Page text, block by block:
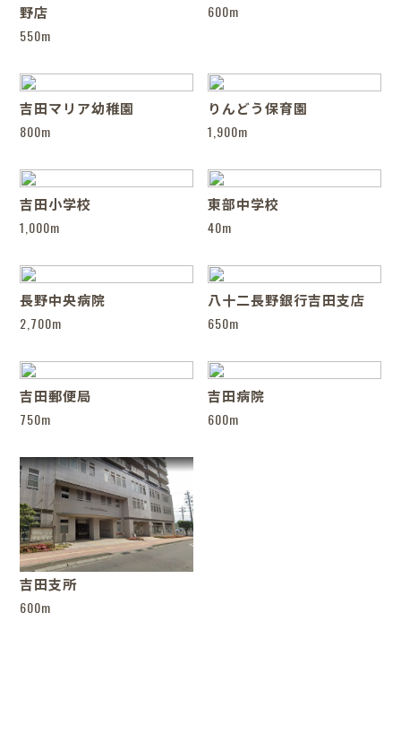
野店
550m
600m
吉田マリア幼稚園
800m
りんどう保育園
1,900m
吉田小学校
1,000m
東部中学校
40m
長野中央病院
2,700m
八十二長野銀行吉田支店
650m
吉田郵便局
750m
吉田病院
600m
吉田支所
600m